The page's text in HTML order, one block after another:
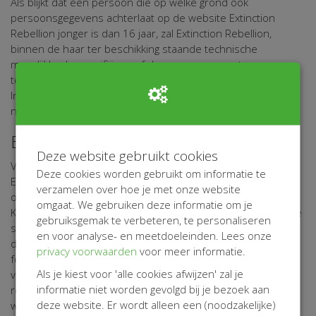
persoonsgegevens achterlaat op de website Extinction
Rebellion jonger is dan 16 jaar, zal Extinction Rebellion,
binnen de haar ter beschikking staande technische
mogelijkheden, verifiëren of deze gegevens met
toestemming van een ouder of verzorger zijn afgegeven.
Indien die toestemming ontbreekt, zal Extinction Rebellion
niet overgaan tot verwerking van de persoonsgegevens.
Beveiliging van uw Persoonsgegevens
Voor de bescherming van uw persoonsgegevens heeft
Extinction Rebellion passende fysieke, technische en
organisatorische maatregelen getroffen. Via haar verwerker
Kentaa maakt Extinction Rebellion gebruik van een beveiligde
server die uitsluitend toegankelijk is voor personen die
daartoe bevoegd zijn. Eventuele gegevens die u op online
formulieren invult worden encrypted verzonden. Gegevens
van deelnemers, actiestarters, sponsors, donateurs,
relaties, vrijwilligers, vrienden en andere belangstellenden
worden in beveiligde systemen opgeslagen.
Deze website gebruikt cookies
Deze cookies worden gebruikt om informatie te
verzamelen over hoe je met onze website
omgaat. We gebruiken deze informatie om je
gebruiksgemak te verbeteren, te personaliseren
en voor analyse- en meetdoeleinden. Lees onze
privacy voorwaarden voor meer informatie.
Als je kiest voor 'alle cookies afwijzen' zal je
informatie niet worden gevolgd bij je bezoek aan
deze website. Er wordt alleen een (noodzakelijke)